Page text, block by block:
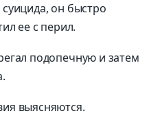
он быстро
ее с перил.
подопечную и затем
выясняются.